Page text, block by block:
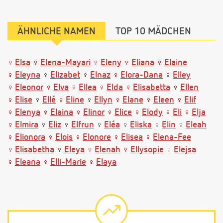
ÄHNLICHE NAMEN TOP 10 MÄDCHEN
Elsa Elena-Mayari Eleny Eliana
Elaine
Eleyna
Elizabet Elnaz Elora-Dana
Elley
Eleonor
Elva Ellea Elda Elisabetta
Ellen
Elise
Ellé Eline Ellyn Elane Eleen
Elif
Elenya
Elaina Elinor Elice Elody Eli
Elja
Elmira
Eliz Elfrun Eléa Eliska Elin
Eleah
Elionora
Elois Elonore Elisea
Elena-Fee
Elisabetha
Eleya Elenah Ellysopie
Elejsa
Eleana
Elli-Marie Elaya